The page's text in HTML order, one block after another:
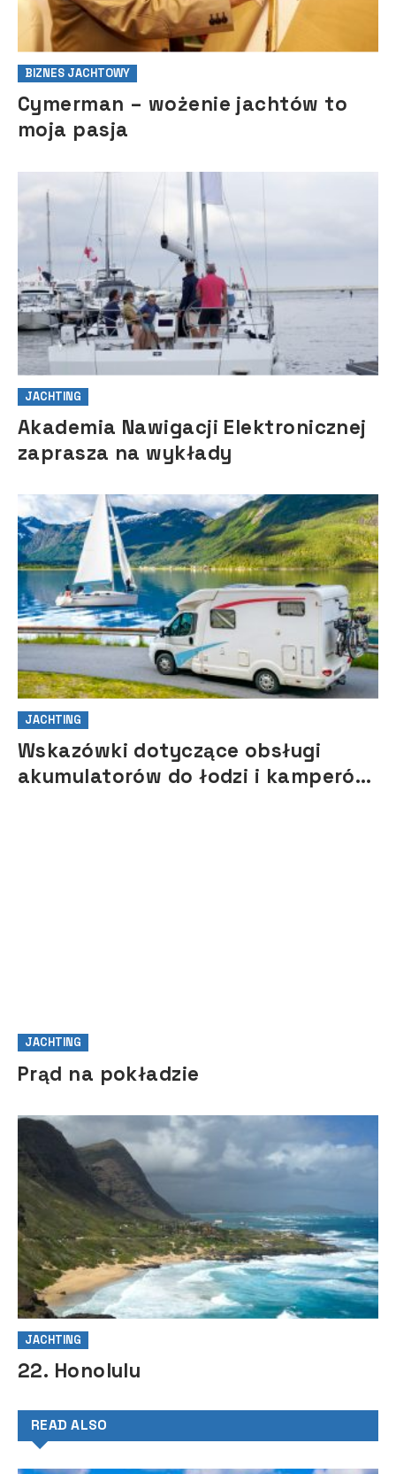
BIZNES JACHTOWY
Cymerman – wożenie jachtów to
moja pasja
JACHTING
Akademia Nawigacji Elektronicznej
zaprasza na wykłady
JACHTING
Wskazówki dotyczące obsługi
akumulatorów do łodzi i kamperów
JACHTING
Prąd na pokładzie
JACHTING
22. Honolulu
READ ALSO